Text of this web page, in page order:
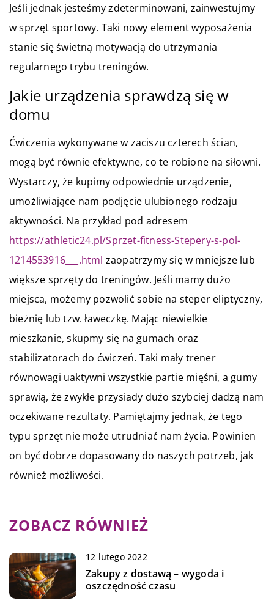
Jeśli jednak jesteśmy zdeterminowani, zainwestujmy
w sprzęt sportowy. Taki nowy element wyposażenia
stanie się świetną motywacją do utrzymania
regularnego trybu treningów.
Jakie urządzenia sprawdzą się w
domu
Ćwiczenia wykonywane w zaciszu czterech ścian,
mogą być równie efektywne, co te robione na siłowni.
Wystarczy, że kupimy odpowiednie urządzenie,
umożliwiające nam podjęcie ulubionego rodzaju
aktywności. Na przykład pod adresem
https://athletic24.pl/Sprzet-fitness-Stepery-s-pol-
1214553916___.html zaopatrzymy się w mniejsze lub
większe sprzęty do treningów. Jeśli mamy dużo
miejsca, możemy pozwolić sobie na steper eliptyczny,
bieżnię lub tzw. ławeczkę. Mając niewielkie
mieszkanie, skupmy się na gumach oraz
stabilizatorach do ćwiczeń. Taki mały trener
równowagi uaktywni wszystkie partie mięśni, a gumy
sprawią, że zwykłe przysiady dużo szybciej dadzą nam
oczekiwane rezultaty. Pamiętajmy jednak, że tego
typu sprzęt nie może utrudniać nam życia. Powinien
on być dobrze dopasowany do naszych potrzeb, jak
również możliwości.
ZOBACZ RÓWNIEŻ
12 lutego 2022
Zakupy z dostawą – wygoda i
oszczędność czasu